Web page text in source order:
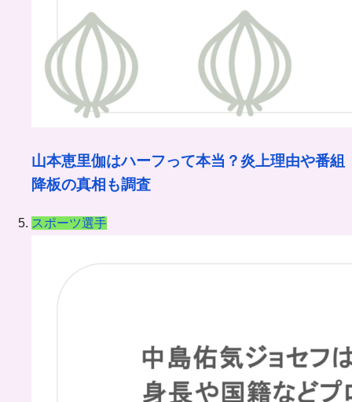
山本恵里伽はハーフって本当？炎上理由や番組
降板の真相も調査
スポーツ選手